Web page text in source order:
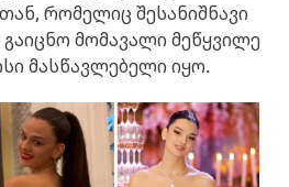
რომელიც შესანიშნავი
მომავალი მეწყვილე
მასწავლებელი იყო.